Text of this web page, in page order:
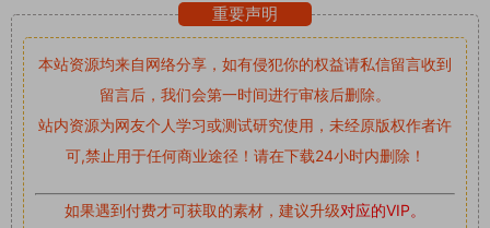
重要声明
本站资源均来自网络分享，如有侵犯你的权益请私信留言收到
留言后，我们会第一时间进行审核后删除。
站内资源为网友个人学习或测试研究使用，未经原版权作者许
可,禁止用于任何商业途径！请在下载24小时内删除！
如果遇到付费才可获取的素材，建议升级对应的VIP。